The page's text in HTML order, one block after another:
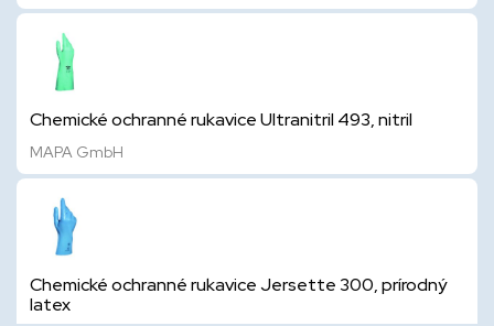
Chemické ochranné rukavice Ultranitril 493, nitril
MAPA GmbH
Chemické ochranné rukavice Jersette 300, prírodný
latex